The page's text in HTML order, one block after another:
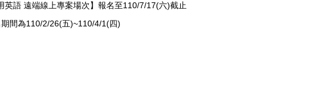
語 遠端線上專案場次】報名至110/7/17(六)截止
間為110/2/26(五)~110/4/1(四)